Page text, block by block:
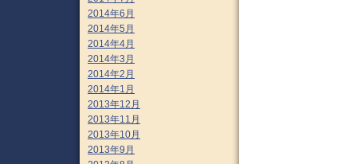
2014年6月
2014年5月
2014年4月
2014年3月
2014年2月
2014年1月
2013年12月
2013年11月
2013年10月
2013年9月